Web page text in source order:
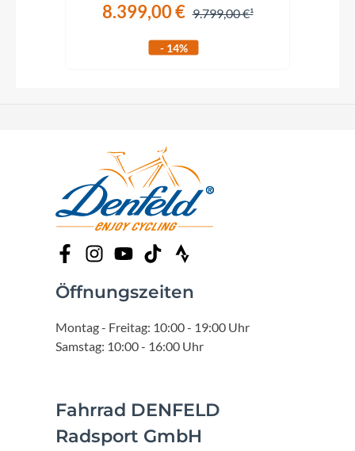
8.399,00 € 9.799,00 €
- 14%
Öffnungszeiten
Montag - Freitag: 10:00 - 19:00 Uhr
Samstag: 10:00 - 16:00 Uhr
Fahrrad DENFELD
Radsport GmbH